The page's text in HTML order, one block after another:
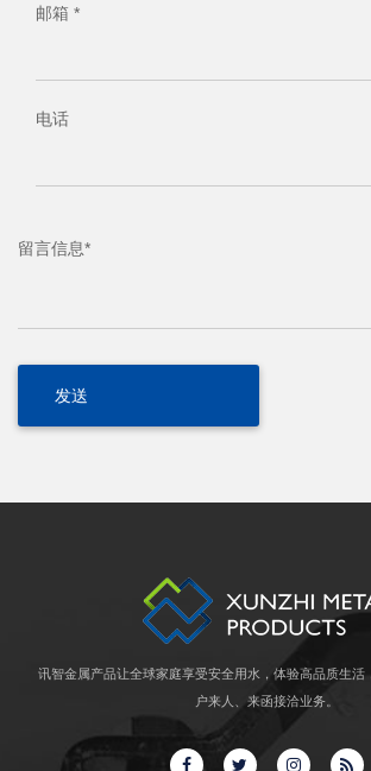
邮箱 *
电话
留言信息*
讯智金属产品让全球家庭享受安全用水，体验高品质生活
户来人、来函接洽业务。